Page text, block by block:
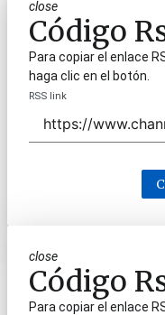
close
Código
Para copiar el enlace
haga clic en el botón.
RSS link
close
Código
Para copiar el enlace